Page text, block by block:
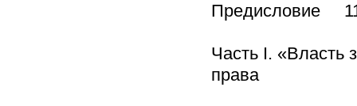
Предисловие
Часть I. «Власть
права